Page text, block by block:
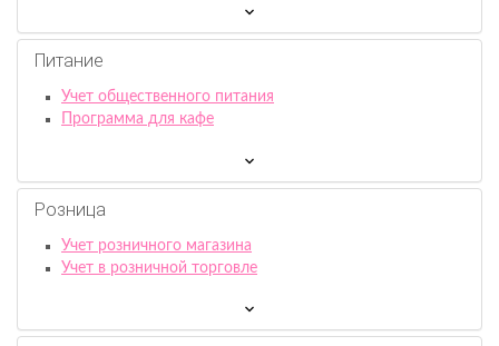
Питание
Учет общественного питания
Программа для кафе
Розница
Учет розничного магазина
Учет в розничной торговле